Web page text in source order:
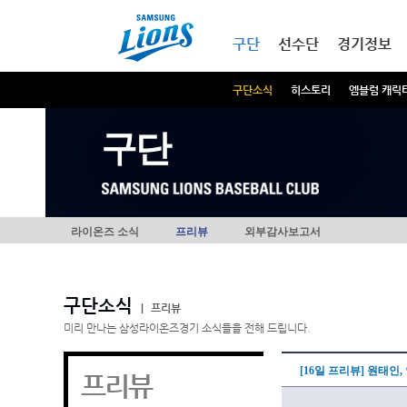
구단
구단소식 히스토리 엠블럼 캐릭
선수단 경기정보
구단
라이온즈 소식 프리뷰 외부감사보고서
구단소식
프리뷰
미리 만나는 삼성라이온즈경기 소식들을 전해 드립니다.
프리뷰 [16일 프리뷰] 원태인